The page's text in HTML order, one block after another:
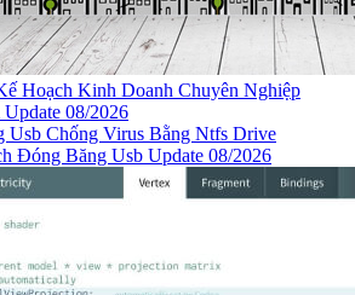
Hoạch Kinh Doanh Chuyên Nghiệp
08/2026
Usb Chống Virus Bằng Ntfs Drive
Đóng Băng Usb Update 08/2026